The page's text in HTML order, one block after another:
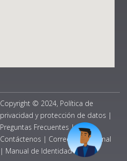
Copyright © 2024, Política de
privacidad y protección de datos |
Preguntas Frecuentes |
Contáctenos | Correo Institucional
| Manual de Identidad Visual